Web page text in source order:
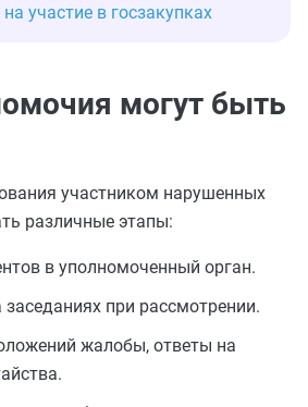
участие в госзакупках
могут быть
участником нарушенных
различные этапы:
в уполномоченный орган.
заседаниях при рассмотрении.
жалобы, ответы на